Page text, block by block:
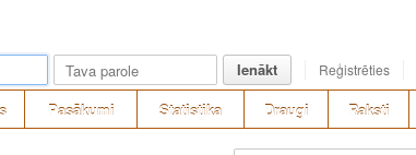
Ienākt Reģistrēties
Pasākumi Statistika Draugi Raksti